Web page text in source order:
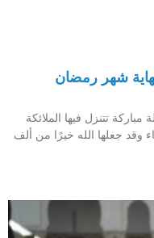
تتنزل فيها الملائكة
وقد جعلها الله خيرًا من ألف